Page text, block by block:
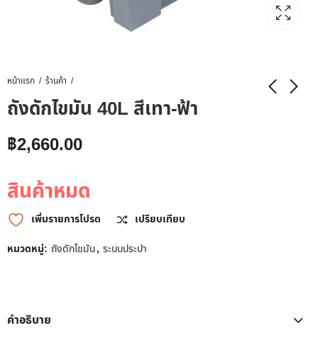
หน้าแรก ร้านค้า
ถังดักไขมัน 40L สีเทา-ฟ้า
฿2,660.00
สินค้าหมด
เพิ่มรายการโปรด
เปรียบเทียบ
หมวดหมู่: ถังดักไขมัน, ระบบประปา
คำอธิบาย